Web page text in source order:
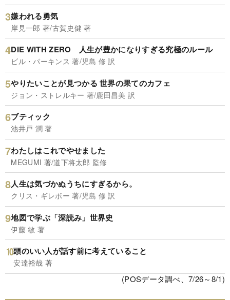
嫌われる勇気
岸見一郎 著/古賀史健 著
DIE WITH ZERO 人生が豊かになりすぎる究極のルール
ビル・パーキンス 著/児島 修 訳
やりたいことが見つかる 世界の果てのカフェ
ジョン・ストレルキー 著/鹿田昌美 訳
ブティック
池井戸 潤 著
わたしはこれでやせました
MEGUMI 著/道下将太郎 監修
人生は気づかぬうちにすぎるから。
クリス・ギレボー 著/児島 修 訳
地図で学ぶ「深読み」世界史
伊藤 敏 著
頭のいい人が話す前に考えていること
安達裕哉 著
(POSデータ調べ、7/26～8/1)